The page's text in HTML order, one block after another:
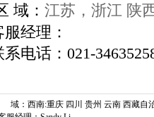
域： 江苏，浙江 陕
服经理：
系电话： 021-
域：西南:重庆 四川 贵州 云南 西藏自